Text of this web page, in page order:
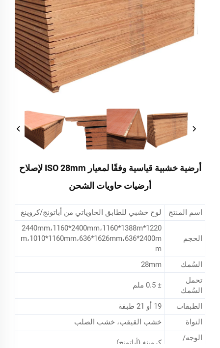
أرضية خشبية قياسية وفقًا لمعيار ISO 28mm لإصلاح
أرضيات حاويات الشحن
اسم المنتج لوح خشبي للطابق الحاوياتي من أباتونج/كروينغ
الحجم
1220*2440mm،1160*2400mm،1160*1388m
m،1010*1160mm،636*1626mm،636*2400m
m
السُمك
28mm
تحمل
السُمك
± 0.5 ملم
الطبقات
19 أو 21 طبقة
النواة
خشب القيقب، خشب الصلب
الوجه/
كروينغ (أباتونج)